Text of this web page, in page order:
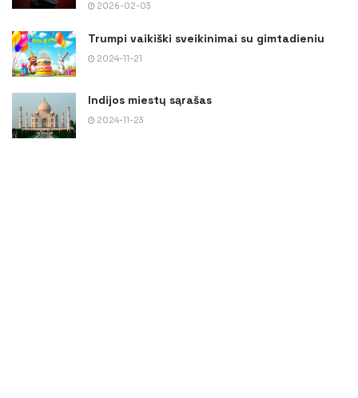
2026-02-03
Trumpi vaikiški sveikinimai su gimtadieniu
2024-11-21
Indijos miestų sąrašas
2024-11-23